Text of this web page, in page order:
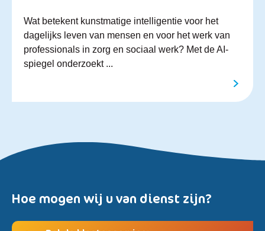
Wat betekent kunstmatige intelligentie voor het
dagelijks leven van mensen en voor het werk van
professionals in zorg en sociaal werk? Met de AI-
spiegel onderzoekt ...
Hoe mogen wij u van dienst zijn?